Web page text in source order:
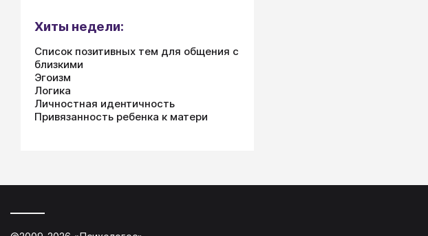
Хиты недели:
Список позитивных тем для общения с
близкими
Эгоизм
Логика
Личностная идентичность
Привязанность ребенка к матери